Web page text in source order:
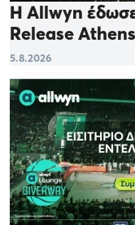
Η Allwyn
Release
5.8.2026